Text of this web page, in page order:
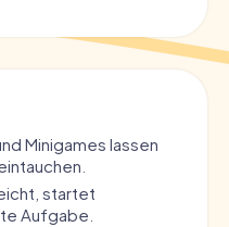
Minigames lassen
startet
Aufgabe.